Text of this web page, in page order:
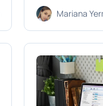
Mariana